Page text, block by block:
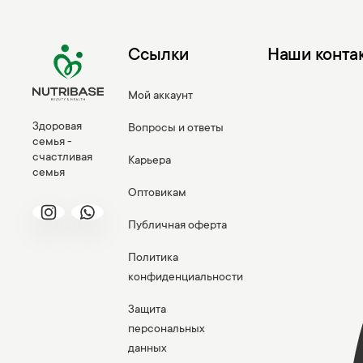
Здоровая
семья -
счастливая
семья
Ссылки
Мой аккаунт
Вопросы и ответы
Карьера
Оптовикам
Публичная оферта
Политика
конфиденциальности
Защита
персональных
данных
Наши